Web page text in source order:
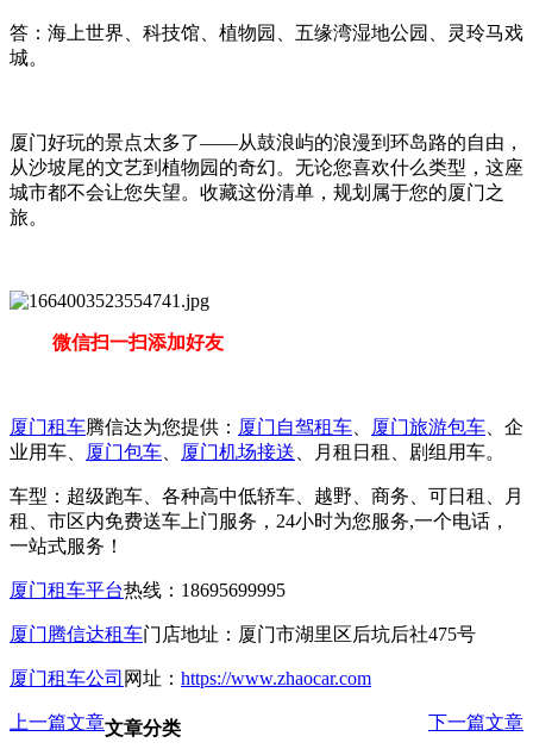
答：海上世界、科技馆、植物园、五缘湾湿地公园、灵玲马戏
城。
厦门好玩的景点太多了——从鼓浪屿的浪漫到环岛路的自由，
从沙坡尾的文艺到植物园的奇幻。无论您喜欢什么类型，这座
城市都不会让您失望。收藏这份清单，规划属于您的厦门之
旅。
微信扫一扫添加好友
厦门租车腾信达为您提供： 厦门自驾租车 厦门旅游包车 、企
业用车、
厦门包车 厦门机场接送 、月租日租、剧组用车。
车型：超级跑车、各种高中低轿车、越野、商务、可日租、月
租、市区内免费送车上门服务，24小时为您服务,一个电话，
一站式服务！
厦门租车平台热线：18695699995
厦门腾信达租车门店地址：厦门市湖里区后坑后社475号
厦门租车公司 网址： https://www.zhaocar.com
上一篇文章 下一篇文章
文章分类